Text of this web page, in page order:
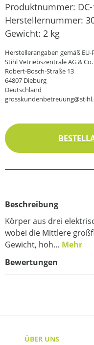
Produktnummer:
Herstellernummer:
Gewicht: 2 kg
Herstellerangaben gemäß
Stihl Vetriebszentrale AG & Co.
Robert-Bosch-Straße 13
64807 Dieburg
Deutschland
Beschreibung
Körper aus drei
wobei die Mittlere
Gewicht, hoh… Mehr
Bewertungen
ÜBER UNS